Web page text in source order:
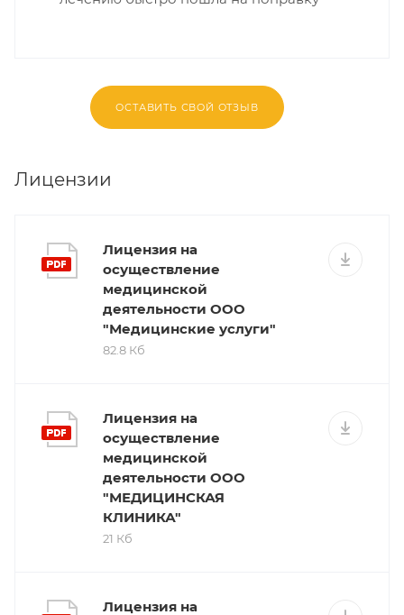
ОСТАВИТЬ СВОЙ ОТЗЫВ
Лицензии
Лицензия на
осуществление
медицинской
деятельности ООО
"Медицинские услуги"
82.8 Кб
Лицензия на
осуществление
медицинской
деятельности ООО
"МЕДИЦИНСКАЯ
КЛИНИКА"
21 Кб
Лицензия на